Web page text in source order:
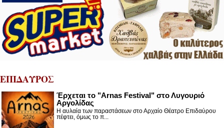
ΕΠΙΔΑΥΡΟΣ
Έρχεται το "Arnas Festival" στο Λυγουριό
Αργολίδας
Η αυλαία των παραστάσεων στο Αρχαίο Θέατρο Επιδαύρου
πέφτει, όμως το π...